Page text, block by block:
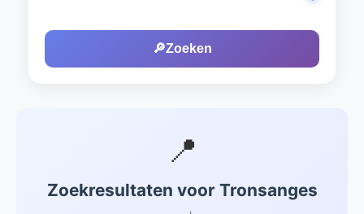
🔎Zoeken
📍
Zoekresultaten voor Tronsanges